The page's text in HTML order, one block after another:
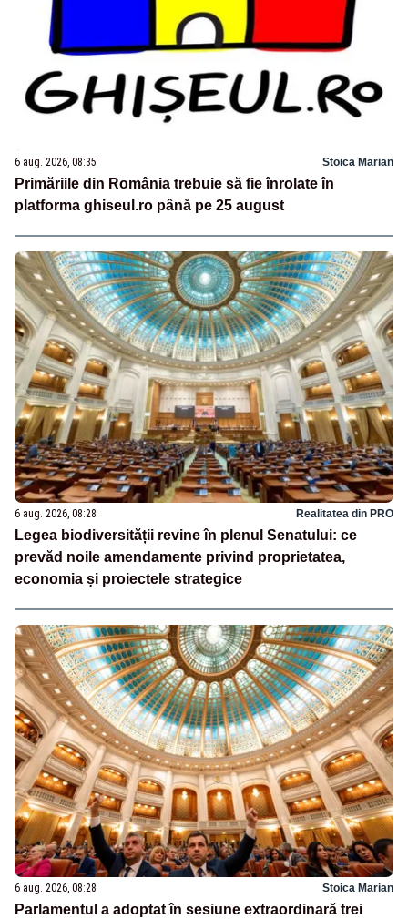
6 aug. 2026, 08:35 Stoica Marian
Primăriile din România trebuie să fie înrolate în
platforma ghiseul.ro până pe 25 august
6 aug. 2026, 08:28 Realitatea din PRO
Legea biodiversității revine în plenul Senatului: ce
prevăd noile amendamente privind proprietatea,
economia și proiectele strategice
6 aug. 2026, 08:28 Stoica Marian
Parlamentul a adoptat în sesiune extraordinară trei